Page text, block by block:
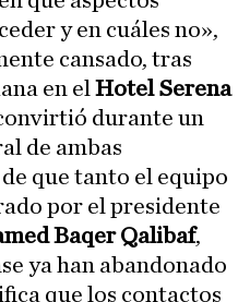
y en cuáles no»,
cansado, tras
en el Hotel Serena
durante un
de ambas
que tanto el equipo
por el presidente
Baqer Qalibaf,
ya han abandonado
que los contactos